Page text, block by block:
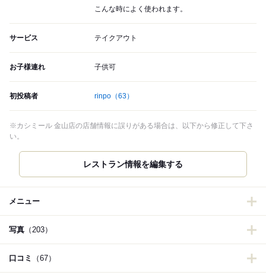
こんな時によく使われます。
サービス テイクアウト
お子様連れ 子供可
初投稿者 rinpo （63）
※カシミール 金山店の店舗情報に誤りがある場合は、以下から修正して下さ
い。
メニュー
写真 （203）
口コミ （67）